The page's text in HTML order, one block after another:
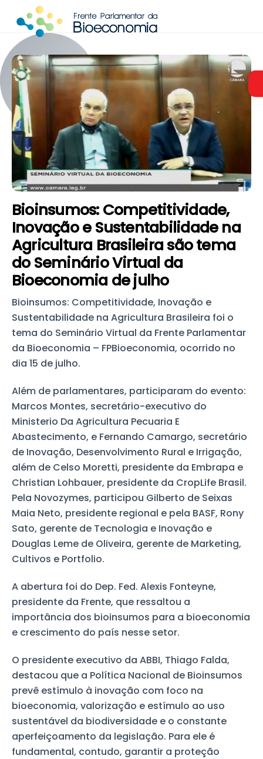
content
Bioinsumos: Competitividade,
Inovação e Sustentabilidade na
Agricultura Brasileira são tema
do Seminário Virtual da
Bioeconomia de julho
Bioinsumos: Competitividade, Inovação e
Sustentabilidade na Agricultura Brasileira foi o
tema do Seminário Virtual da Frente Parlamentar
da Bioeconomia – FPBioeconomia, ocorrido no
dia 15 de julho.
Além de parlamentares, participaram do evento:
Marcos Montes, secretário-executivo do
Ministerio Da Agricultura Pecuaria E
Abastecimento, e Fernando Camargo, secretário
de Inovação, Desenvolvimento Rural e Irrigação,
além de Celso Moretti, presidente da Embrapa e
Christian Lohbauer, presidente da CropLife Brasil.
Pela Novozymes, participou Gilberto de Seixas
Maia Neto, presidente regional e pela BASF, Rony
Sato, gerente de Tecnologia e Inovação e
Douglas Leme de Oliveira, gerente de Marketing,
Cultivos e Portfolio.
A abertura foi do Dep. Fed. Alexis Fonteyne,
presidente da Frente, que ressaltou a
importância dos bioinsumos para a bioeconomia
e crescimento do país nesse setor.
O presidente executivo da ABBI, Thiago Falda,
destacou que a Política Nacional de Bioinsumos
prevê estímulo à inovação com foco na
bioeconomia, valorização e estímulo ao uso
sustentável da biodiversidade e o constante
aperfeiçoamento da legislação. Para ele é
fundamental, contudo, garantir a proteção